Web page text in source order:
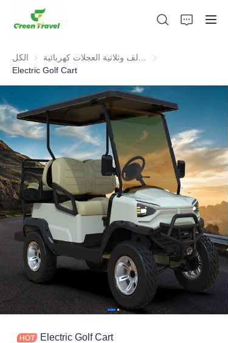
الكل
Electric Golf Cart
Electric Golf Cart
بيت
منتجات
معلومات عنا
الأخبار وقضايا التعاون
قواعد التصنيع والعمليات
يدعم